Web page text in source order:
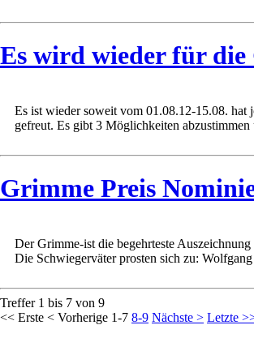
Es wird wieder für
Es ist wieder soweit vom 01.08.12-15.08.
gefreut. Es gibt 3 Möglichkeiten
Grimme Preis
Der Grimme-ist die begehrteste
Die Schwiegerväter prosten sich zu:
Treffer 1 bis 7 von 9
<< Erste < Vorherige 1-7 8-9 Nächste > Letzte